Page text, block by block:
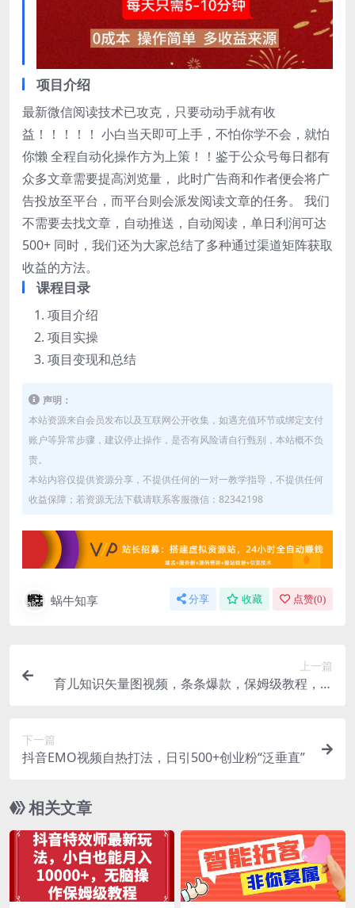
项目介绍
最新微信阅读技术已攻克，只要动动手就有收
益！！！！！ 小白当天即可上手，不怕你学不会，就怕
你懒 全程自动化操作方为上策！！鉴于公众号每日都有
众多文章需要提高浏览量， 此时广告商和作者便会将广
告投放至平台，而平台则会派发阅读文章的任务。 我们
不需要去找文章，自动推送，自动阅读，单日利润可达
500+ 同时，我们还为大家总结了多种通过渠道矩阵获取
收益的方法。
课程目录
项目介绍
项目实操
项目变现和总结
声明：
本站资源来自会员发布以及互联网公开收集，如遇充值环节或绑定支付
账户等异常步骤，建议停止操作，是否有风险请自行甄别，本站概不负
责。
本站内容仅提供资源分享，不提供任何的一对一教学指导，不提供任何
收益保障；若资源无法下载请联系客服微信：82342198
蜗牛知享 分享 收藏 点赞(0)
上一篇
育儿知识矢量图视频，条条爆款，保姆级教程，月
下一篇
抖音EMO视频自热打法，日引500+创业粉“泛垂直”
相关文章